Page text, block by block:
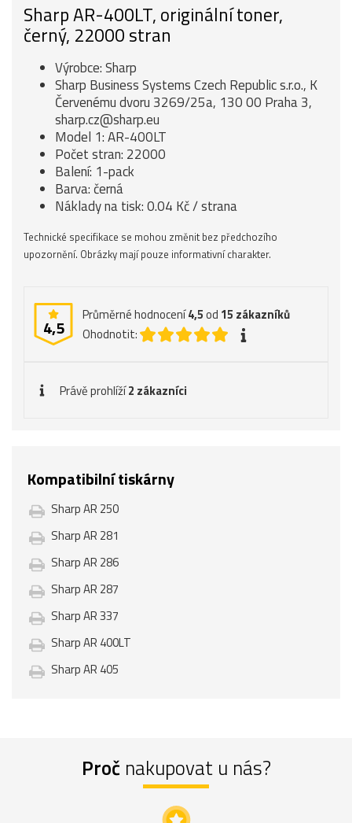
Sharp AR-400LT, originální toner,
černý, 22000 stran
Výrobce: Sharp
Sharp Business Systems Czech Republic s.r.o., K
Červenému dvoru 3269/25a, 130 00 Praha 3,
sharp.cz@sharp.eu
Model 1: AR-400LT
Počet stran: 22000
Balení: 1-pack
Barva: černá
Náklady na tisk: 0.04 Kč / strana
Technické specifikace se mohou změnit bez předchozího
upozornění. Obrázky mají pouze informativní charakter.
4,5
Průměrné hodnocení4,5od 15 zákazníků
Ohodnotit:
Právě prohlíží2 zákazníci
Kompatibilní tiskárny
Sharp AR 250
Sharp AR 281
Sharp AR 286
Sharp AR 287
Sharp AR 337
Sharp AR 400LT
Sharp AR 405
Proč nakupovat u nás?